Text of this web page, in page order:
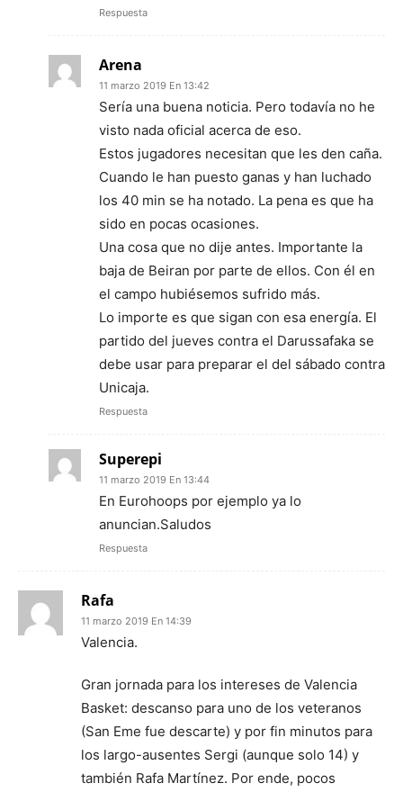
Respuesta
Arena
11 marzo 2019 En 13:42
Sería una buena noticia. Pero todavía no he
visto nada oficial acerca de eso.
Estos jugadores necesitan que les den caña.
Cuando le han puesto ganas y han luchado
los 40 min se ha notado. La pena es que ha
sido en pocas ocasiones.
Una cosa que no dije antes. Importante la
baja de Beiran por parte de ellos. Con él en
el campo hubiésemos sufrido más.
Lo importe es que sigan con esa energía. El
partido del jueves contra el Darussafaka se
debe usar para preparar el del sábado contra
Unicaja.
Respuesta
Superepi
11 marzo 2019 En 13:44
En Eurohoops por ejemplo ya lo
anuncian.Saludos
Respuesta
Rafa
11 marzo 2019 En 14:39
Valencia.
Gran jornada para los intereses de Valencia
Basket: descanso para uno de los veteranos
(San Eme fue descarte) y por fin minutos para
los largo-ausentes Sergi (aunque solo 14) y
también Rafa Martínez. Por ende, pocos